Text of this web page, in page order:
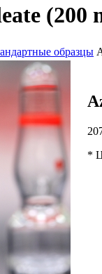
(200
образцы
*